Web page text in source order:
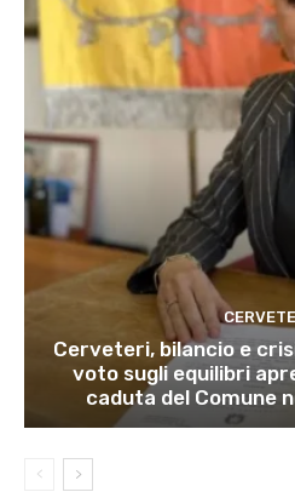
Cerveteri, bilancio e
voto sugli equilibri
caduta del Comune